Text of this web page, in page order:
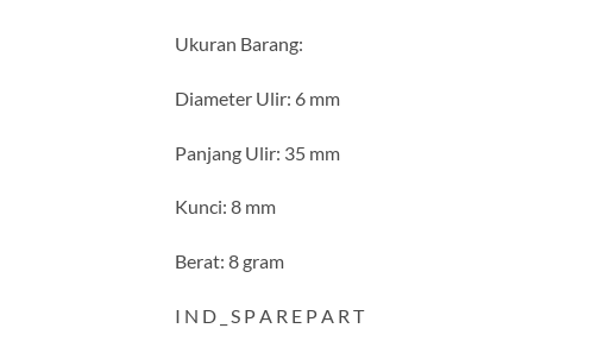
Ukuran Barang:
Diameter Ulir: 6 mm
Panjang Ulir: 35 mm
Kunci: 8 mm
Berat: 8 gram
I N D _ S P A R E P A R T